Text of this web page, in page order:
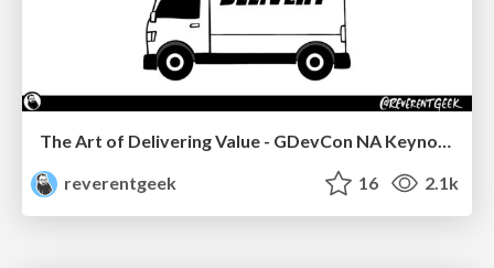
reverentgeek
16 2.1k